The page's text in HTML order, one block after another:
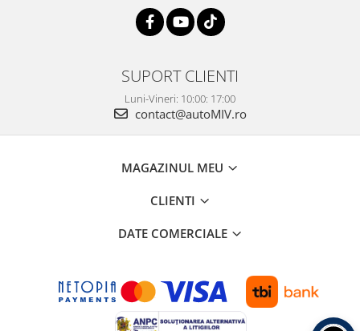
SUPORT CLIENTI
Luni-Vineri: 10:00: 17:00
contact@autoMIV.ro
MAGAZINUL MEU
CLIENTI
DATE COMERCIALE